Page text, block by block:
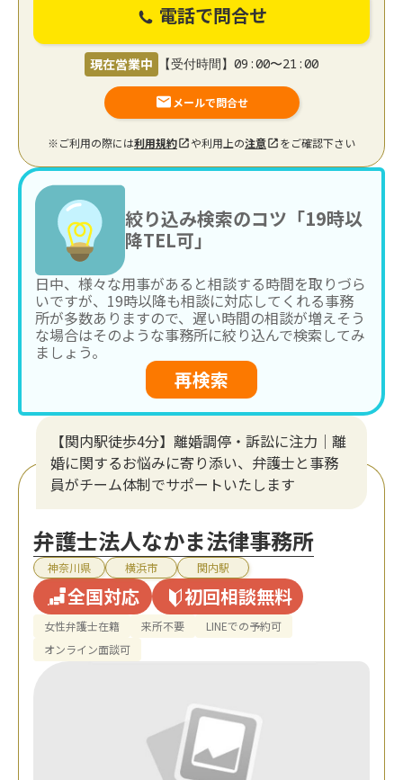
電話で問合せ
現在営業中 【受付時間】09:00〜21:00
メールで問合せ
※ご利用の際には利用規約 や利用上の注意 をご確認下さい
絞り込み検索のコツ「19時以
降TEL可」
日中、様々な用事があると相談する時間を取りづら
いですが、19時以降も相談に対応してくれる事務
所が多数ありますので、遅い時間の相談が増えそう
な場合はそのような事務所に絞り込んで検索してみ
ましょう。
再検索
【関内駅徒歩4分】離婚調停・訴訟に注力│離
婚に関するお悩みに寄り添い、弁護士と事務
員がチーム体制でサポートいたします
弁護士法人なかま法律事務所
神奈川県 横浜市 関内駅
全国対応 初回相談無料
女性弁護士在籍 来所不要
LINEでの予約可
オンライン面談可